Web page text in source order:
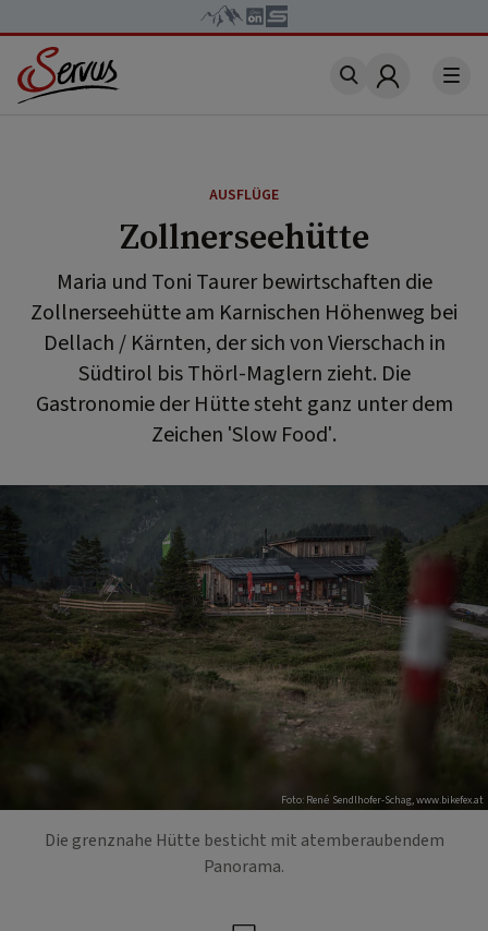
Account
AUSFLÜGE
Zollnerseehütte
Maria und Toni Taurer bewirtschaften die
Zollnerseehütte am Karnischen Höhenweg bei
Dellach / Kärnten, der sich von Vierschach in
Südtirol bis Thörl-Maglern zieht. Die
Gastronomie der Hütte steht ganz unter dem
Zeichen 'Slow Food'.
Foto: René Sendlhofer-Schag, www.bikefex.at
Die grenznahe Hütte besticht mit atemberaubendem
Panorama.